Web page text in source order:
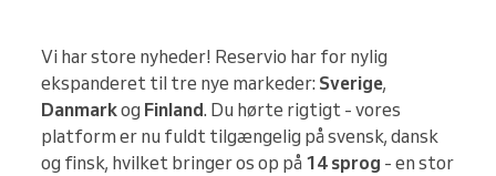
Vi har store nyheder! Reservio har for nylig
ekspanderet til tre nye markeder: Sverige,
Danmarkog Finland. Du hørte rigtigt - vores
platform er nu fuldt tilgængelig på svensk, dansk
og finsk, hvilket bringer os op på 14 sprog - en stor